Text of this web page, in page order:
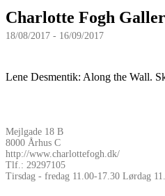
Charlotte Fogh
18/08/2017 - 16/09/2017
Lene Desmentik: Along the Wall.
Mejlgade 18 B
8000 Århus C
http://www.charlottefogh.dk/
Tlf.: 29297105
Tirsdag - fredag 11.00-17.30 Lørdag